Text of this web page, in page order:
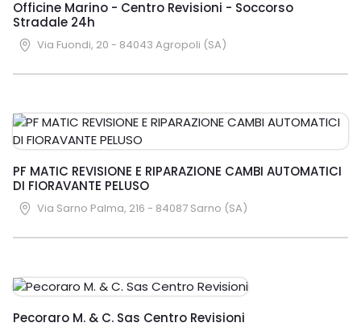
Officine Marino - Centro Revisioni - Soccorso
Stradale 24h
Via Fuondi, 20 - 84043 Agropoli (SA)
PF MATIC REVISIONE E RIPARAZIONE CAMBI AUTOMATICI
DI FIORAVANTE PELUSO
Via Sarno Palma, 216 - 84087 Sarno (SA)
Pecoraro M. & C. Sas Centro Revisioni